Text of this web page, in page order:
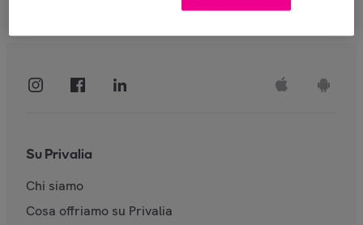
Su Privalia
Chi siamo
Cosa offriamo su Privalia